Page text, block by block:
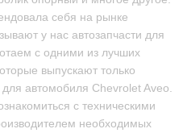
себя на рынке
у нас автозапчасти для
с одними из лучших
выпускают только
автомобиля Chevrolet Aveo.
с техническими
необходимых